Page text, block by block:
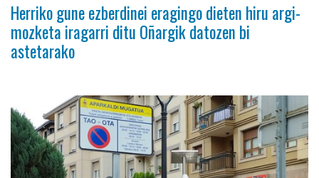
Herriko gune ezberdinei eragingo dieten hiru argi-
mozketa iragarri ditu Oñargik datozen bi
astetarako